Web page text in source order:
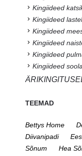
Kingiideed
Kingiideed
Kingiideed
Kingiideed
Kingiideed
Kingiideed
TEEMAD
Bettys Home
Diivanipadi
Sõnum
Hea